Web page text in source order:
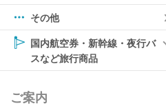
その他
国内航空券・新幹線・夜行バ
スなど旅行商品
ご案内